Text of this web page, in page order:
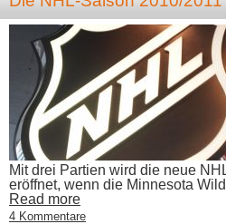
Mit drei Partien wird die neue
eröffnet, wenn die Minnesota
Read more
4 Kommentare